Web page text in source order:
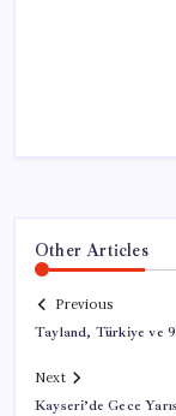
Other Articles
Previous
Tayland, Türkiye ve
Next
Kayseri’de Gece